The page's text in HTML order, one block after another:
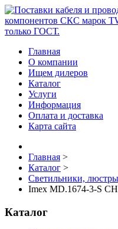
Главная
О компании
Ищем дилеров
Каталог
Услуги
Информация
Оплата и доставка
Карта сайта
Главная >
Каталог >
Светильники,
Imex MD.1674-3-S CH
Каталог